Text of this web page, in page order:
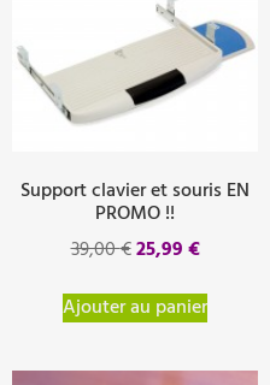
Support clavier et souris EN
PROMO !!
39,00€25,99€
Ajouter au panier